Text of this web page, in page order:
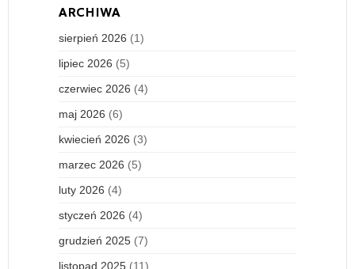
ARCHIWA
sierpień 2026 (1)
lipiec 2026 (5)
czerwiec 2026 (4)
maj 2026 (6)
kwiecień 2026 (3)
marzec 2026 (5)
luty 2026 (4)
styczeń 2026 (4)
grudzień 2025 (7)
listopad 2025 (11)